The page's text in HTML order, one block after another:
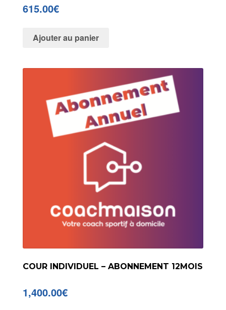
615.00€
Ajouter au panier
COUR INDIVIDUEL – ABONNEMENT 12MOIS
1,400.00€